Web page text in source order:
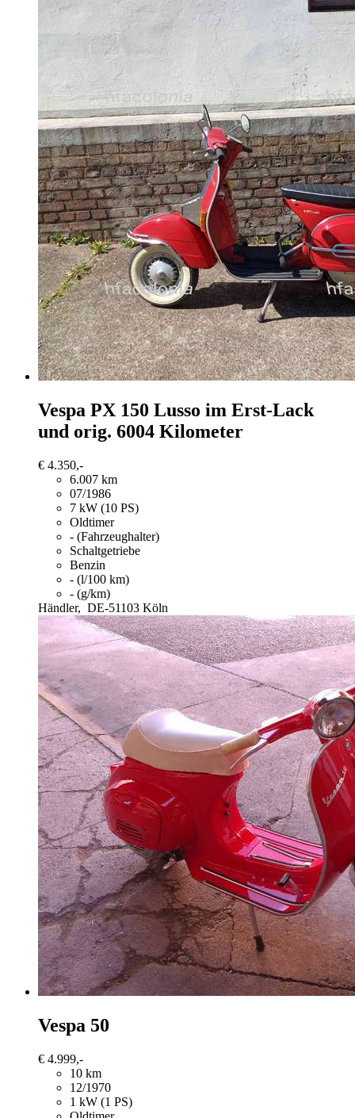
Vespa PX 150 Lusso im Erst-Lack
und orig. 6004 Kilometer
€ 4.350,-
6.007 km
07/1986
7 kW (10 PS)
Oldtimer
- (Fahrzeughalter)
Schaltgetriebe
Benzin
- (l/100 km)
- (g/km)
Händler, DE-51103 Köln
Vespa 50
€ 4.999,-
10 km
12/1970
1 kW (1 PS)